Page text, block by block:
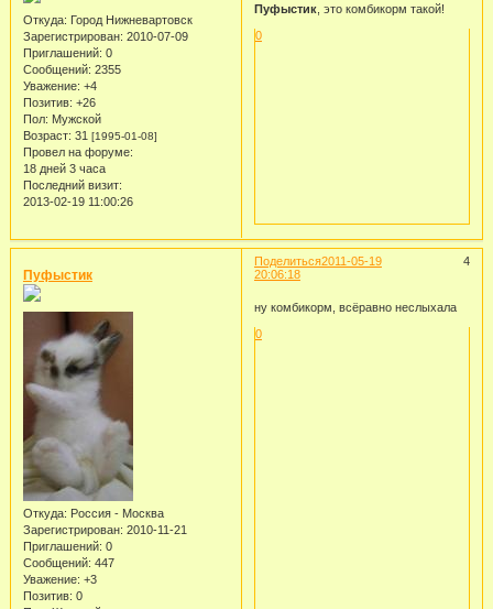
Откуда: Город Нижневартовск
Зарегистрирован: 2010-07-09
Приглашений: 0
Сообщений: 2355
Уважение: +4
Позитив: +26
Пол: Мужской
Возраст: 31 [1995-01-08]
Провел на форуме:
18 дней 3 часа
Последний визит:
2013-02-19 11:00:26
Пуфыстик, это комбикорм такой!
0
Поделиться 4
2011-05-19
20:06:18
Пуфыстик
Откуда: Россия - Москва
Зарегистрирован: 2010-11-21
Приглашений: 0
Сообщений: 447
Уважение: +3
Позитив: 0
ну комбикорм, всёравно неслыхала
0